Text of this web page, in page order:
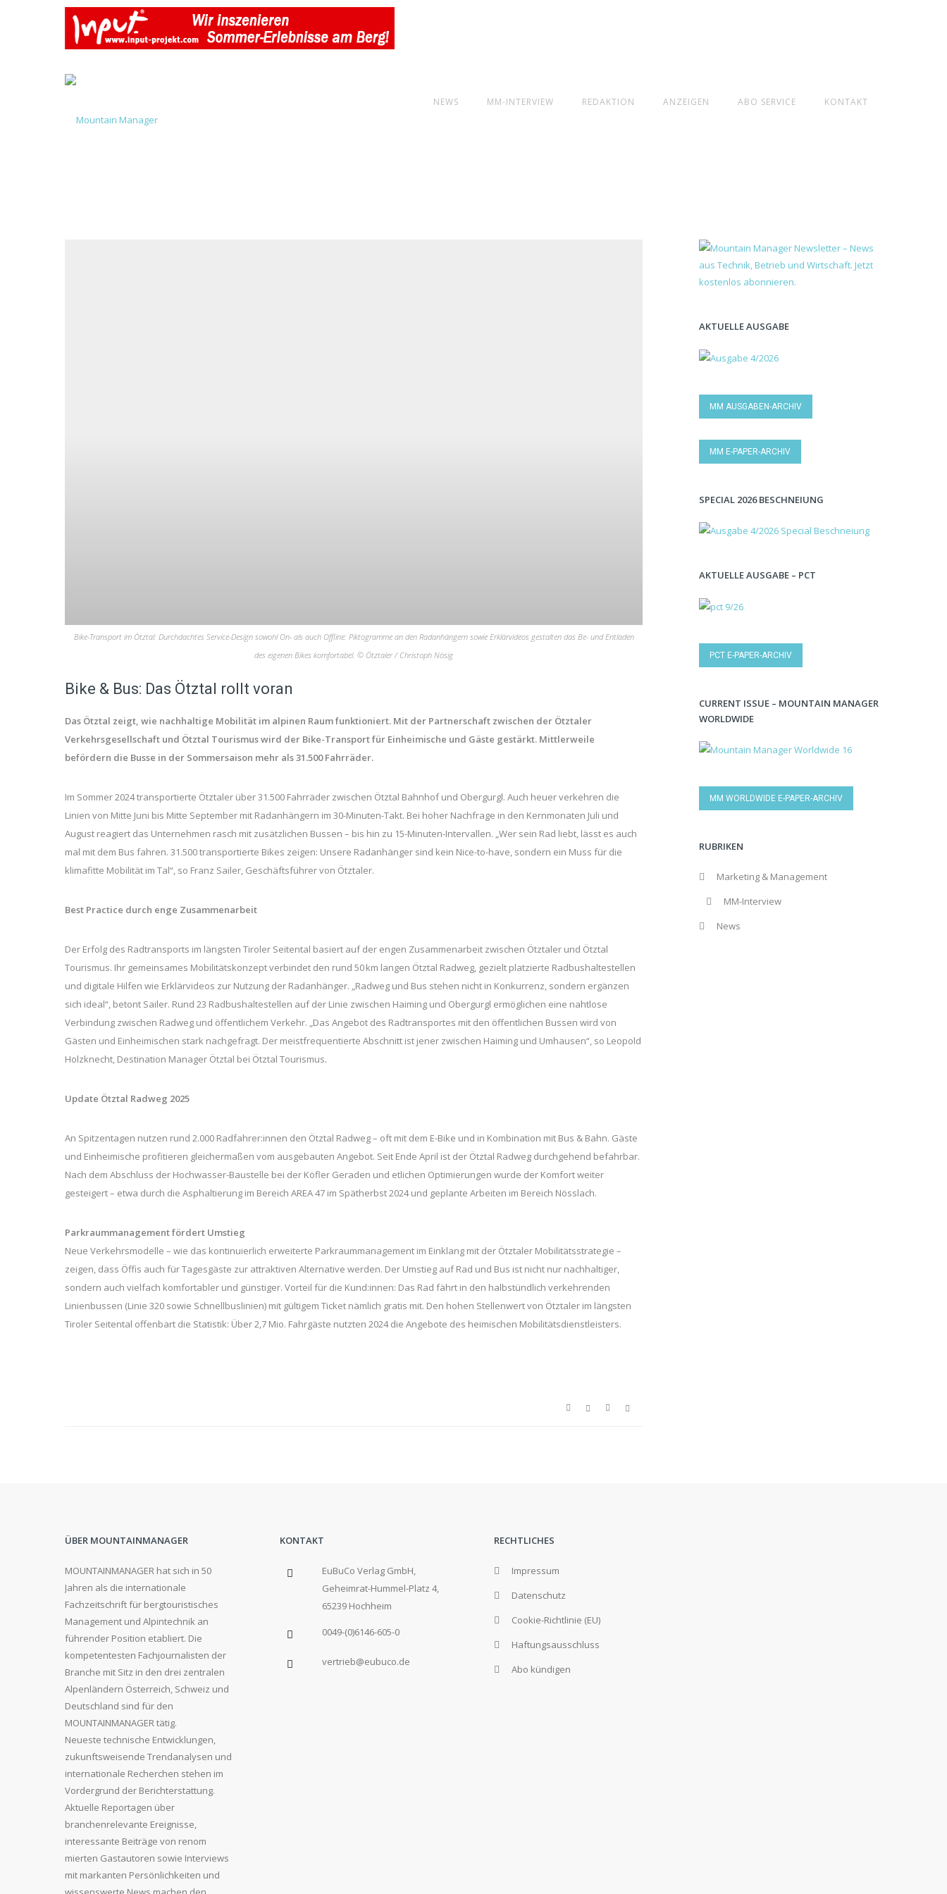
NEWS MM-INTERVIEW REDAKTION ANZEIGEN ABO SERVICE KONTAKT
Bike-Transport im Ötztal: Durchdachtes Service-Design sowohl On- als auch Offline: Piktogramme an den Radanhängern sowie Erklärvideos gestalten das Be- und Entladen
des eigenen Bikes komfortabel. © Ötztaler / Christoph Nösig
Bike & Bus: Das Ötztal rollt voran
Das Ötztal zeigt, wie nachhaltige Mobilität im alpinen Raum funktioniert. Mit der Partnerschaft zwischen der Ötztaler
Verkehrsgesellschaft und Ötztal Tourismus wird der Bike-Transport für Einheimische und Gäste gestärkt. Mittlerweile
befördern die Busse in der Sommersaison mehr als 31.500 Fahrräder.
Im Sommer 2024 transportierte Ötztaler über 31.500 Fahrräder zwischen Ötztal Bahnhof und Obergurgl. Auch heuer verkehren die
Linien von Mitte Juni bis Mitte September mit Radanhängern im 30-Minuten-Takt. Bei hoher Nachfrage in den Kernmonaten Juli und
August reagiert das Unternehmen rasch mit zusätzlichen Bussen – bis hin zu 15-Minuten-Intervallen. „Wer sein Rad liebt, lässt es auch
mal mit dem Bus fahren. 31.500 transportierte Bikes zeigen: Unsere Radanhänger sind kein Nice-to-have, sondern ein Muss für die
klimafitte Mobilität im Tal“, so Franz Sailer, Geschäftsführer von Ötztaler.
Best Practice durch enge Zusammenarbeit
Der Erfolg des Radtransports im längsten Tiroler Seitental basiert auf der engen Zusammenarbeit zwischen Ötztaler und Ötztal
Tourismus. Ihr gemeinsames Mobilitätskonzept verbindet den rund 50 km langen Ötztal Radweg, gezielt platzierte Radbushaltestellen
und digitale Hilfen wie Erklärvideos zur Nutzung der Radanhänger. „Radweg und Bus stehen nicht in Konkurrenz, sondern ergänzen
sich ideal“, betont Sailer. Rund 23 Radbushaltestellen auf der Linie zwischen Haiming und Obergurgl ermöglichen eine nahtlose
Verbindung zwischen Radweg und öffentlichem Verkehr. „Das Angebot des Radtransportes mit den öffentlichen Bussen wird von
Gästen und Einheimischen stark nachgefragt. Der meistfrequentierte Abschnitt ist jener zwischen Haiming und Umhausen“, so Leopold
Holzknecht, Destination Manager Ötztal bei Ötztal Tourismus.
Update Ötztal Radweg 2025
An Spitzentagen nutzen rund 2.000 Radfahrer:innen den Ötztal Radweg – oft mit dem E-Bike und in Kombination mit Bus & Bahn. Gäste
und Einheimische profitieren gleichermaßen vom ausgebauten Angebot. Seit Ende April ist der Ötztal Radweg durchgehend befahrbar.
Nach dem Abschluss der Hochwasser-Baustelle bei der Köfler Geraden und etlichen Optimierungen wurde der Komfort weiter
gesteigert – etwa durch die Asphaltierung im Bereich AREA 47 im Spätherbst 2024 und geplante Arbeiten im Bereich Nösslach.
Parkraummanagement fördert Umstieg
Neue Verkehrsmodelle – wie das kontinuierlich erweiterte Parkraummanagement im Einklang mit der Ötztaler Mobilitätsstrategie –
zeigen, dass Öffis auch für Tagesgäste zur attraktiven Alternative werden. Der Umstieg auf Rad und Bus ist nicht nur nachhaltiger,
sondern auch vielfach komfortabler und günstiger. Vorteil für die Kund:innen: Das Rad fährt in den halbstündlich verkehrenden
Linienbussen (Linie 320 sowie Schnellbuslinien) mit gültigem Ticket nämlich gratis mit. Den hohen Stellenwert von Ötztaler im längsten
Tiroler Seitental offenbart die Statistik: Über 2,7 Mio. Fahrgäste nutzten 2024 die Angebote des heimischen Mobilitätsdienstleisters.
AKTUELLE AUSGABE
MM AUSGABEN-ARCHIV
MM E-PAPER-ARCHIV
SPECIAL 2026 BESCHNEIUNG
AKTUELLE AUSGABE – PCT
PCT E-PAPER-ARCHIV
CURRENT ISSUE – MOUNTAIN MANAGER
WORLDWIDE
MM WORLDWIDE E-PAPER-ARCHIV
RUBRIKEN
Marketing & Management
MM-Interview
News
ÜBER MOUNTAINMANAGER
MOUNTAINMANAGER hat sich in 50
Jahren als die internationale
Fachzeitschrift für bergtouristisches
Management und Alpintechnik an
führender Position etabliert. Die
kompetentesten Fachjournalisten der
Branche mit Sitz in den drei zentralen
Alpenländern Österreich, Schweiz und
Deutschland sind für den
MOUNTAINMANAGER tätig.
Neueste technische Entwicklungen,
zukunftsweisende Trendanalysen und
internationale Recherchen stehen im
Vordergrund der Berichterstattung.
Aktuelle Reportagen über
branchenrelevante Ereignisse,
interessante Beiträge von renom
mierten Gastautoren sowie Interviews
mit markanten Persönlichkeiten und
KONTAKT
EuBuCo Verlag GmbH,
Geheimrat-Hummel-Platz 4,
65239 Hochheim
0049-(0)6146-605-0
vertrieb@eubuco.de
RECHTLICHES
Impressum
Datenschutz
Cookie-Richtlinie (EU)
Haftungsausschluss
Abo kündigen